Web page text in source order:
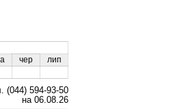
чер лип
(044) 594-93-50
на 06.08.26